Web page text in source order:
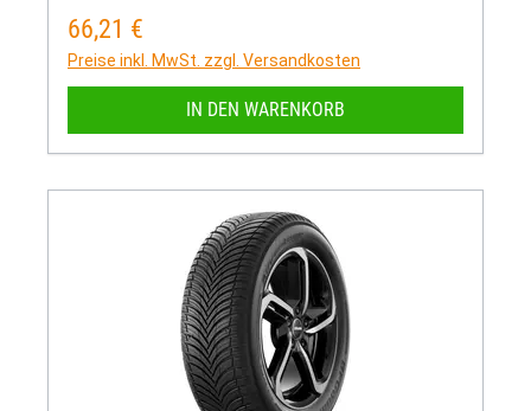
Regulärer Preis:
66,21 €
Preise inkl. MwSt. zzgl. Versandkosten
IN DEN WARENKORB